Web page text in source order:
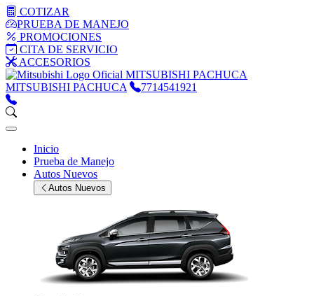
COTIZAR
PRUEBA DE MANEJO
PROMOCIONES
CITA DE SERVICIO
ACCESORIOS
MITSUBISHI PACHUCA
MITSUBISHI PACHUCA
7714541921
Inicio
Prueba de Manejo
Autos Nuevos
Autos Nuevos